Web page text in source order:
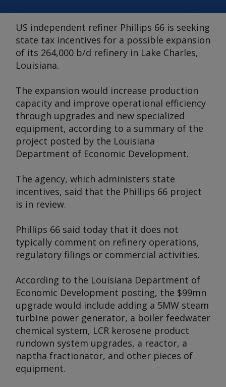
US independent refiner Phillips 66 is seeking
state tax incentives for a possible expansion
of its 264,000 b/d refinery in Lake Charles,
Louisiana.
The expansion would increase production
capacity and improve operational efficiency
through upgrades and new specialized
equipment, according to a summary of the
project posted by the Louisiana
Department of Economic Development.
The agency, which administers state
incentives, said that the Phillips 66 project
is in review.
Phillips 66 said today that it does not
typically comment on refinery operations,
regulatory filings or commercial activities.
According to the Louisiana Department of
Economic Development posting, the $99mn
upgrade would include adding a 5MW steam
turbine power generator, a boiler feedwater
chemical system, LCR kerosene product
rundown system upgrades, a reactor, a
naptha fractionator, and other pieces of
equipment.